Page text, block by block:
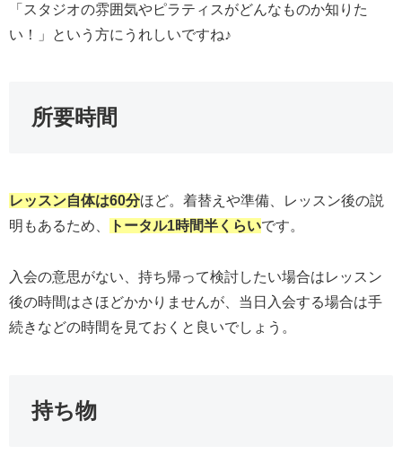
「スタジオの雰囲気やピラティスがどんなものか知りた
い！」という方にうれしいですね♪
所要時間
レッスン自体は60分ほど。着替えや準備、レッスン後の説
明もあるため、
トータル1時間半くらいです。
入会の意思がない、持ち帰って検討したい場合はレッスン
後の時間はさほどかかりませんが、当日入会する場合は手
続きなどの時間を見ておくと良いでしょう。
持ち物